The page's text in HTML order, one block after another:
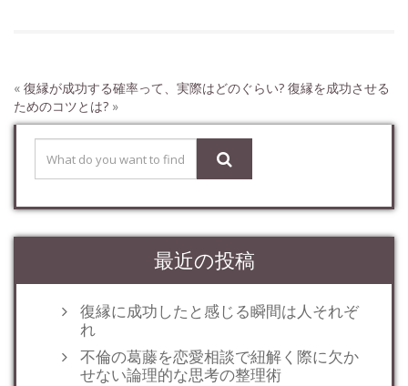
« 復縁が成功する確率って、実際はどのぐらい? 復縁を成功させる
ためのコツとは? »
最近の投稿
復縁に成功したと感じる瞬間は人それぞ
れ
不倫の葛藤を恋愛相談で紐解く際に欠か
せない論理的な思考の整理術